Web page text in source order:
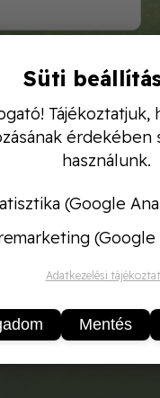
Süti
Tájékoztatjuk,
használunk.
(Google
Adatkezelési
Mentés